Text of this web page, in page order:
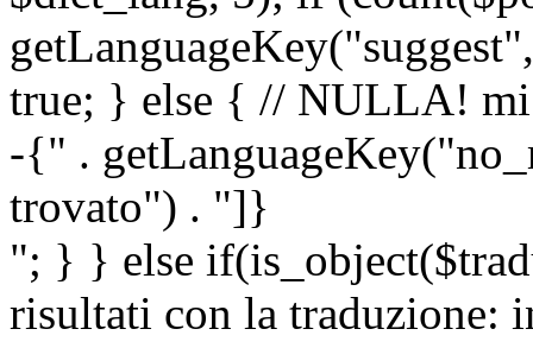
true; } else { // NULLA! mi
-{" .
trovato") . "]}
"; } } else
risultati con la traduzione: